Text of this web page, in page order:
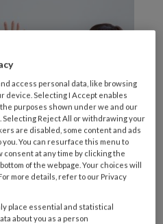
access personal data, like browsing
device. Selecting I Accept enables
purposes shown under we and our
Selecting Reject All or withdrawing your
are disabled, some content and ads
You can resurface this menu to
at any time by clicking the
of the webpage. Your choices will
more details, refer to our Privacy
place essential and statistical
about you as a person